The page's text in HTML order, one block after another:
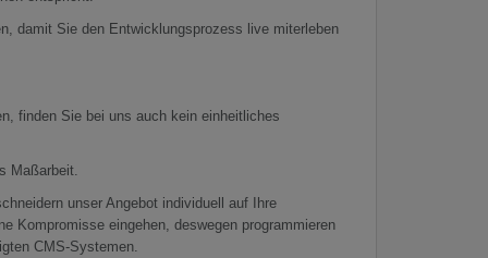
damit Sie den Entwicklungsprozess live miterleben
finden Sie bei uns auch kein einheitliches
Maßarbeit.
unser Angebot individuell auf Ihre
Kompromisse eingehen, deswegen programmieren
CMS-Systemen.